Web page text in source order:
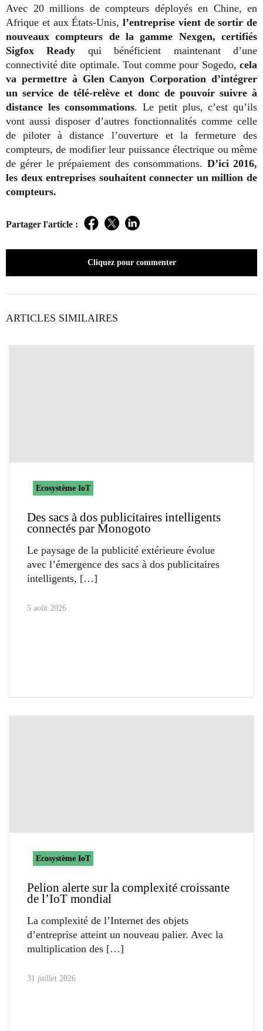
Avec 20 millions de compteurs déployés en Chine, en
Afrique et aux États-Unis, l’entreprise vient de sortir de
nouveaux compteurs de la gamme Nexgen, certifiés
Sigfox Ready qui bénéficient maintenant d’une
connectivité dite optimale. Tout comme pour Sogedo, cela
va permettre à Glen Canyon Corporation d’intégrer
un service de télé-relève et donc de pouvoir suivre à
distance les consommations. Le petit plus, c’est qu’ils
vont aussi disposer d’autres fonctionnalités comme celle
de piloter à distance l’ouverture et la fermeture des
compteurs, de modifier leur puissance électrique ou même
de gérer le prépaiement des consommations. D’ici 2016,
les deux entreprises souhaitent connecter un million de
compteurs.
Partager l'article : Facebook
TwitterLinkedIn
Cliquez pour commenter
ARTICLES SIMILAIRES
Ecosystème IoT
Des sacs à dos publicitaires intelligents
connectés par Monogoto
Le paysage de la publicité extérieure évolue
avec l’émergence des sacs à dos publicitaires
intelligents,
5 août 2026
Ecosystème IoT
Pelion alerte sur la complexité croissante
de l’IoT mondial
La complexité de l’Internet des objets
d’entreprise atteint un nouveau palier. Avec la
multiplication des
31 juillet 2026